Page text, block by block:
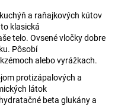
a raňajkových kútov
klasická
telo. Ovsené vločky dobre
Pôsobí
alebo vyrážkach.
protizápalových a
látok
beta glukány a